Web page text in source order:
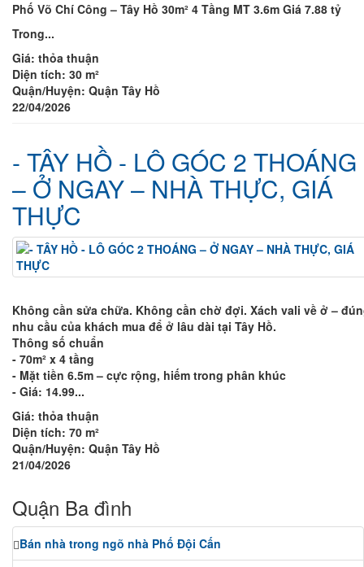
Phố Võ Chí Công – Tây Hồ 30m² 4 Tầng MT 3.6m Giá 7.88 tỷ
Trong...
Giá: thỏa thuận
Diện tích: 30 m²
Quận/Huyện: Quận Tây Hồ
22/04/2026
- TÂY HỒ - LÔ GÓC 2 THOÁNG
– Ở NGAY – NHÀ THỰC, GIÁ
THỰC
Không cần sửa chữa. Không cần chờ đợi. Xách vali về ở –
nhu cầu của khách mua để ở lâu dài tại Tây Hồ.
Thông số chuẩn
- 70m² x 4 tầng
- Mặt tiền 6.5m – cực rộng, hiếm trong phân khúc
- Giá: 14.99...
Giá: thỏa thuận
Diện tích: 70 m²
Quận/Huyện: Quận Tây Hồ
21/04/2026
Quận Ba đình
Bán nhà trong ngõ nhà Phố Đội Cấn